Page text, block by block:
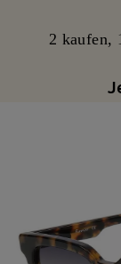
2 kaufen,